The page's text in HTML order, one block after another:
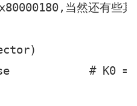
当然还有些
# K0 =